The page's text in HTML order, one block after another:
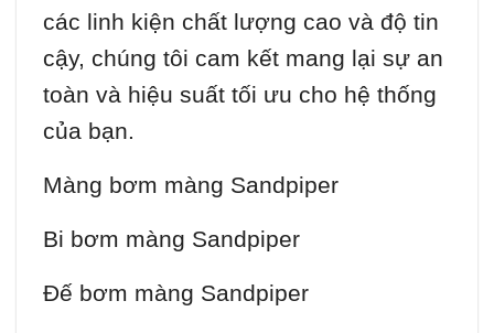
các linh kiện chất lượng cao và độ tin
cậy, chúng tôi cam kết mang lại sự an
toàn và hiệu suất tối ưu cho hệ thống
của bạn.
Màng bơm màng Sandpiper
Bi bơm màng Sandpiper
Đế bơm màng Sandpiper